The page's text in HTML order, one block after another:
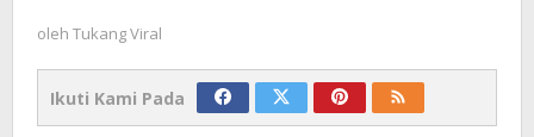
oleh Tukang Viral
Ikuti Kami Pada